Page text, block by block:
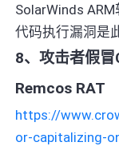
SolarWinds
代码执行漏洞是
8、攻击者假
Remcos RAT
https://
or-capitalizing-